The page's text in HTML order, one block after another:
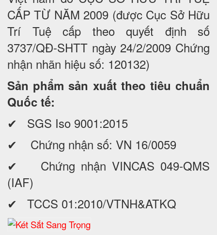
CẤP TỪ NĂM 2009 (được Cục Sở Hữu
Trí Tuệ cấp theo quyết định số
3737/QĐ-SHTT ngày 24/2/2009 Chứng
nhận nhãn hiệu số: 120132)
Sản phẩm sản xuất theo tiêu chuẩn
Quốc tế:
✔ SGS Iso 9001:2015
✔ Chứng nhận số: VN 16/0059
✔ Chứng nhận VINCAS 049-QMS
(IAF)
✔ TCCS 01:2010/VTNH&ATKQ